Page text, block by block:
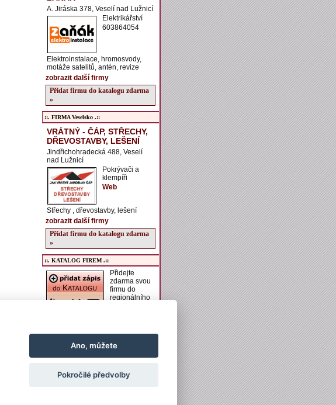
A. Jiráska 378, Veselí nad Lužnicí
Elektrikářství
603864054
Elektroinstalace, hromosvody,
motáže satelitů, antén, revize
zobrazit další firmy
Přidat firmu do katalogu zdarma
»
::. FIRMA Veselsko .::
VRÁTNÝ - ČÁP, STŘECHY,
DŘEVOSTAVBY, LEŠENÍ
Jindřichohradecká 488, Veselí
nad Lužnicí
Pokrývači a
klempíři
Web
Střechy , dřevostavby, lešení
zobrazit další firmy
Přidat firmu do katalogu zdarma
»
::. KATALOG FIREM .::
Přidejte
zdarma svou
firmu do
regionálního
regionu, vkládání obrázků a
Přidat firmu do katalogu zdarma
Ano, můžete
Pokročilé předvolby